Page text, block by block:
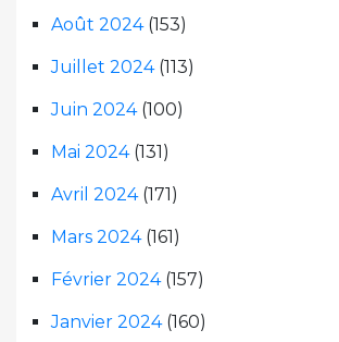
Août 2024(153)
Juillet 2024(113)
Juin 2024(100)
Mai 2024(131)
Avril 2024(171)
Mars 2024(161)
Février 2024(157)
Janvier 2024(160)